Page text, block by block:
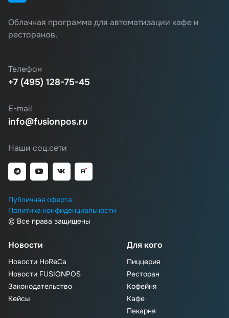
Облачная программа для автоматизации кафе и
ресторанов.
Телефон
+7 (495) 128-75-45
E-mail
info@fusionpos.ru
Наши соц.сети
Публичная оферта
Политика конфиденциальности
© Все права защищены
Новости
Новости HoReCa
Новости FUSIONPOS
Законодательство
Кейсы
Для кого
Пиццерия
Ресторан
Кофейня
Кафе
Пекарня